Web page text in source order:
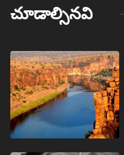
చూడాల్సినవి